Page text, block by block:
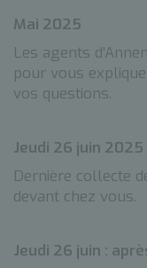
Mai 2025
Les agents
pour vous
vos questions.
Jeudi 26 juin 2025
Dernière collecte
devant chez vous.
Jeudi 26 juin :